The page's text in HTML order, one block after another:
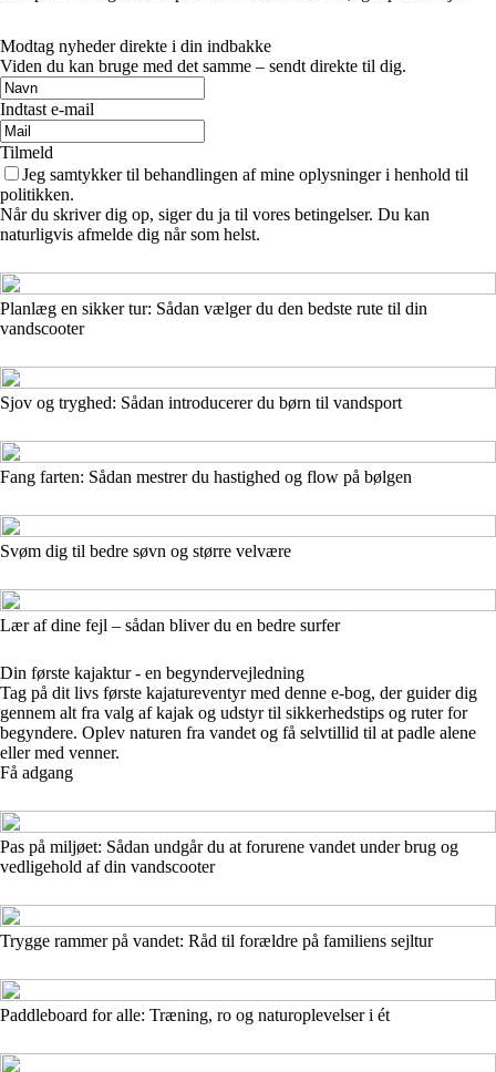
Modtag nyheder direkte i din indbakke
Viden du kan bruge med det samme – sendt direkte til dig.
Indtast e-mail
Tilmeld
Jeg samtykker til behandlingen af mine oplysninger i henhold til
politikken.
Når du skriver dig op, siger du ja til vores betingelser. Du kan
naturligvis afmelde dig når som helst.
Planlæg en sikker tur: Sådan vælger du den bedste rute til din
vandscooter
Sjov og tryghed: Sådan introducerer du børn til vandsport
Fang farten: Sådan mestrer du hastighed og flow på bølgen
Svøm dig til bedre søvn og større velvære
Lær af dine fejl – sådan bliver du en bedre surfer
Din første kajaktur - en begyndervejledning
Tag på dit livs første kajatureventyr med denne e-bog, der guider dig
gennem alt fra valg af kajak og udstyr til sikkerhedstips og ruter for
begyndere. Oplev naturen fra vandet og få selvtillid til at padle alene
eller med venner.
Få adgang
Pas på miljøet: Sådan undgår du at forurene vandet under brug og
vedligehold af din vandscooter
Trygge rammer på vandet: Råd til forældre på familiens sejltur
Paddleboard for alle: Træning, ro og naturoplevelser i ét